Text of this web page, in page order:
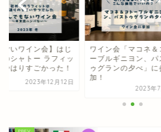
ごいワイン会】はじ
のシャトー ラフィッ
やはりすごかった！
2023年12月12日
ワイン会「マコネ＆
ーブルギニヨン、パ
ゥグランの夕べ」に
加！
2023年7